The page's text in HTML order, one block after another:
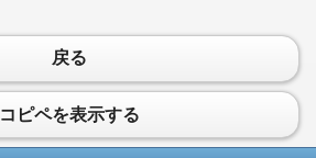
戻る
コピペを表示する